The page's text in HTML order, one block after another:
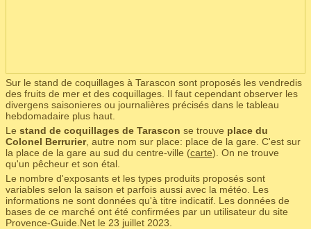
Sur le stand de coquillages à Tarascon sont proposés les vendredis
des fruits de mer et des coquillages. Il faut cependant observer les
divergens saisonieres ou journalières précisés dans le tableau
hebdomadaire plus haut.
Le stand de coquillages de Tarascon se trouve place du
Colonel Berrurier, autre nom sur place: place de la gare. C'est sur
la place de la gare au sud du centre-ville (carte). On ne trouve
qu'un pêcheur et son étal.
Le nombre d'exposants et les types produits proposés sont
variables selon la saison et parfois aussi avec la météo. Les
informations ne sont données qu'à titre indicatif. Les données de
bases de ce marché ont été confirmées par un utilisateur du site
Provence-Guide.Net le 23 juillet 2023.